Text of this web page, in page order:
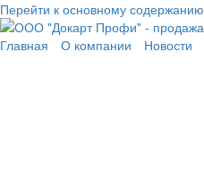
Перейти к основному содержанию
Главная
О компании Новости